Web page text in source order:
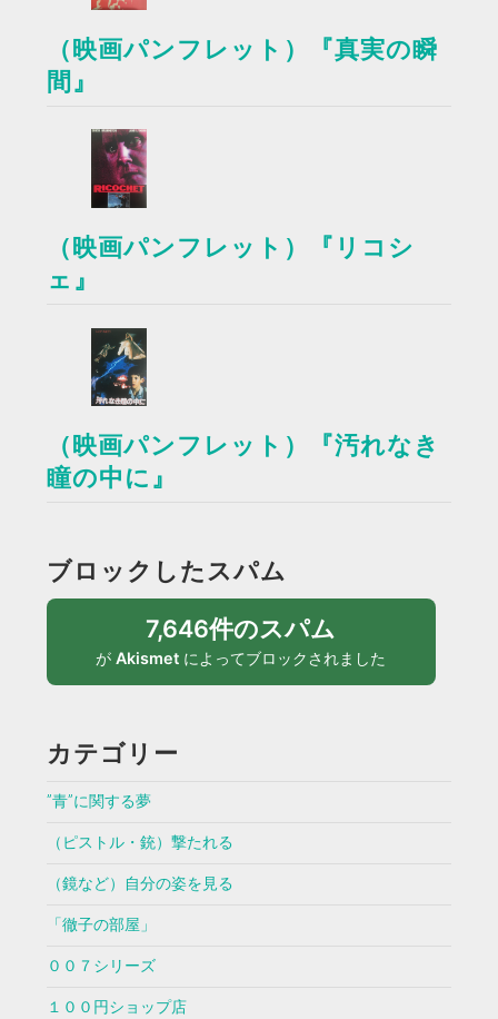
（映画パンフレット）『真実の瞬
間』
（映画パンフレット）『リコシ
ェ』
（映画パンフレット）『汚れなき
瞳の中に』
ブロックしたスパム
7,646件のスパム
がAkismet によってブロックされました
カテゴリー
”青”に関する夢
（ピストル・銃）撃たれる
（鏡など）自分の姿を見る
「徹子の部屋」
００７シリーズ
１００円ショップ店